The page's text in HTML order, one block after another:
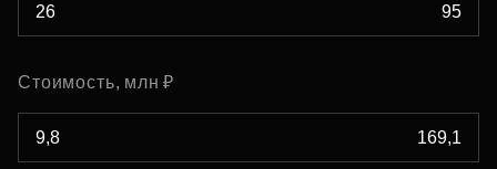
Стоимость, млн ₽